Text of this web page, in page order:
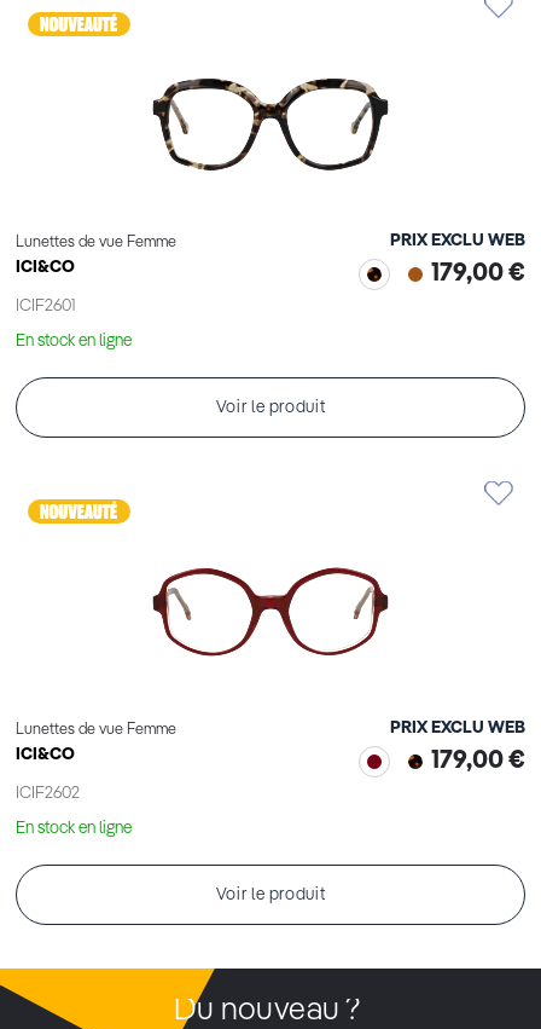
Lunettes de vue Femme
ICI&CO
ICIF2601
PRIX EXCLU WEB
179,00 €
En stock en ligne
Voir le produit
Lunettes de vue Femme
ICI&CO
ICIF2602
PRIX EXCLU WEB
179,00 €
En stock en ligne
Voir le produit
Du nouveau ?